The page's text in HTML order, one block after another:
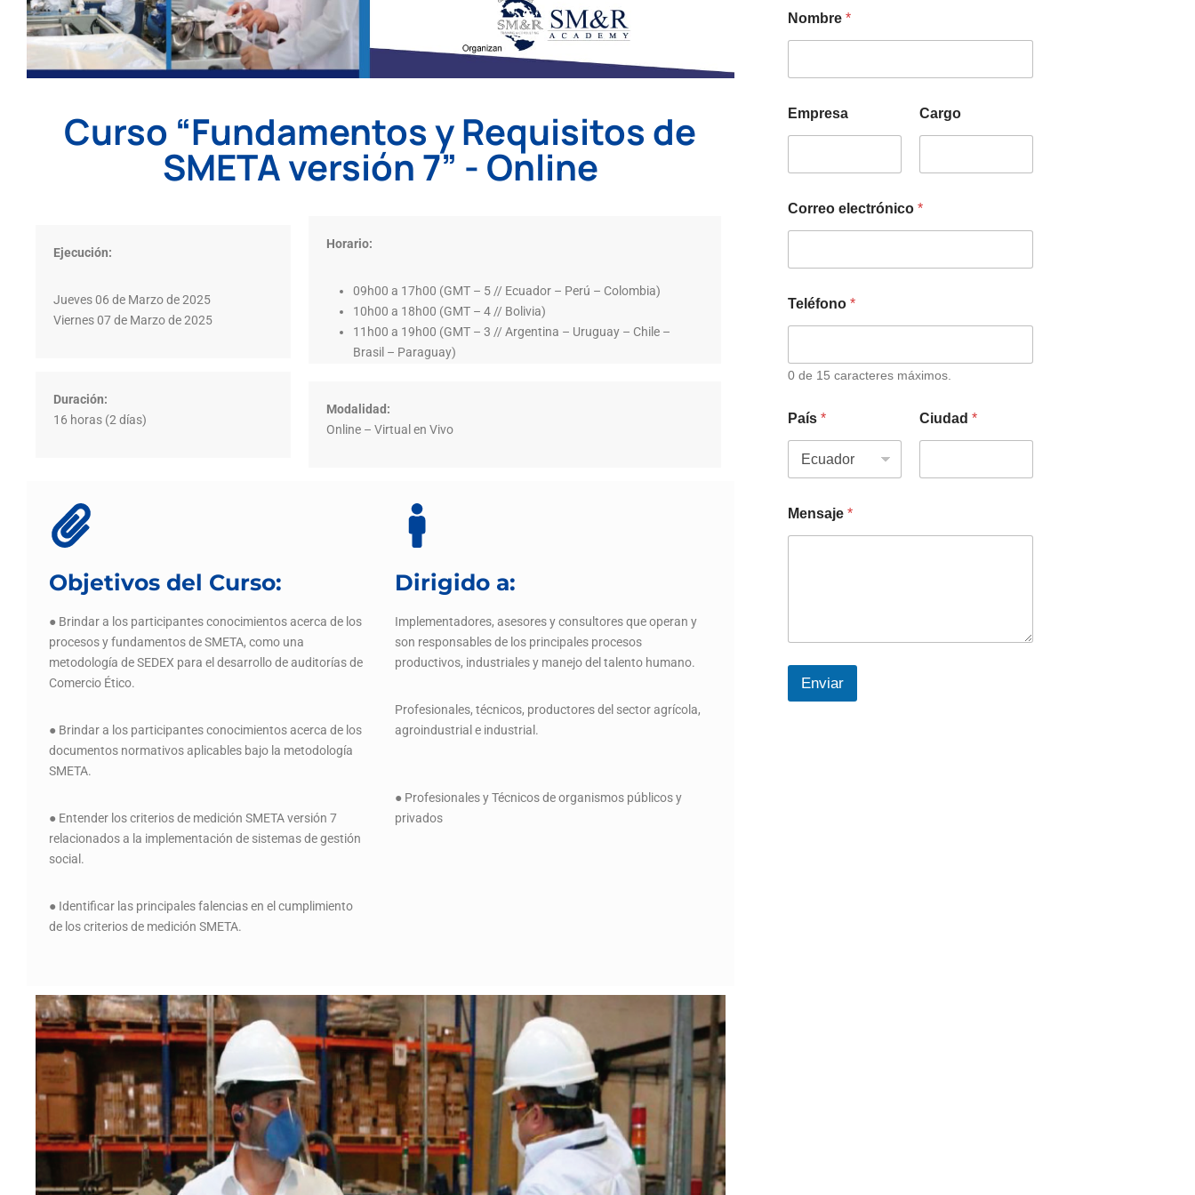
Curso “Fundamentos y Requisitos de
SMETA versión 7” - Online
Ejecución:
Jueves 06 de Marzo de 2025
Viernes 07 de Marzo de 2025
Duración:
16 horas (2 días)
Horario:
09h00 a 17h00 (GMT – 5 // Ecuador – Perú – Colombia)
10h00 a 18h00 (GMT – 4 // Bolivia)
11h00 a 19h00 (GMT – 3 // Argentina – Uruguay – Chile –
Brasil – Paraguay)
Modalidad:
Online – Virtual en Vivo
Objetivos del Curso:
● Brindar a los participantes conocimientos acerca de los
procesos y fundamentos de SMETA, como una
metodología de SEDEX para el desarrollo de auditorías de
Comercio Ético.
● Brindar a los participantes conocimientos acerca de los
documentos normativos aplicables bajo la metodología
SMETA.
● Entender los criterios de medición SMETA versión 7
relacionados a la implementación de sistemas de gestión
social.
● Identificar las principales falencias en el cumplimiento
de los criterios de medición SMETA.
Dirigido a:
Implementadores, asesores y consultores que operan y
son responsables de los principales procesos
productivos, industriales y manejo del talento humano.
Profesionales, técnicos, productores del sector agrícola,
agroindustrial e industrial.
● Profesionales y Técnicos de organismos públicos y
privados
Nombre *
Empresa Cargo
Correo electrónico *
Teléfono *
0 de 15 caracteres máximos.
País * Ciudad *
Mensaje *
Enviar